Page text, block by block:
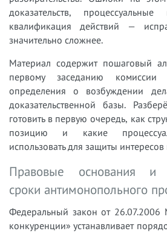
доказательств,
квалификация действий —
значительно сложнее.
Материал содержит пошаговый
первому заседанию
определения о возбуждении
доказательственной базы.
готовить в первую очередь, как
позицию и какие
использовать для защиты
Правовые основания и
сроки антимонопольного
Федеральный закон от
конкуренции» устанавливает